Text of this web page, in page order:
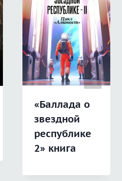
«Баллада о
звездной
республике
2» книга